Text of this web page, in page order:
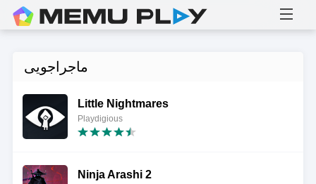
ماجراجویی
Little Nightmares
Playdigious
Ninja Arashi 2